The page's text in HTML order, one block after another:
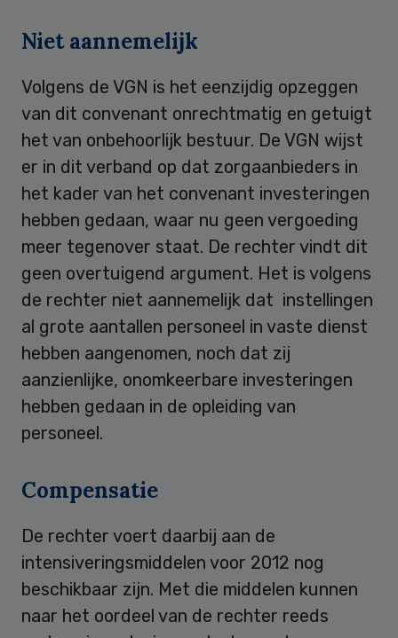
Niet aannemelijk
Volgens de VGN is het eenzijdig opzeggen
van dit convenant onrechtmatig en getuigt
het van onbehoorlijk bestuur. De VGN wijst
er in dit verband op dat zorgaanbieders in
het kader van het convenant investeringen
hebben gedaan, waar nu geen vergoeding
meer tegenover staat. De rechter vindt dit
geen overtuigend argument. Het is volgens
de rechter niet aannemelijk dat instellingen
al grote aantallen personeel in vaste dienst
hebben aangenomen, noch dat zij
aanzienlijke, onomkeerbare investeringen
hebben gedaan in de opleiding van
personeel.
Compensatie
De rechter voert daarbij aan de
intensiveringsmiddelen voor 2012 nog
beschikbaar zijn. Met die middelen kunnen
naar het oordeel van de rechter reeds